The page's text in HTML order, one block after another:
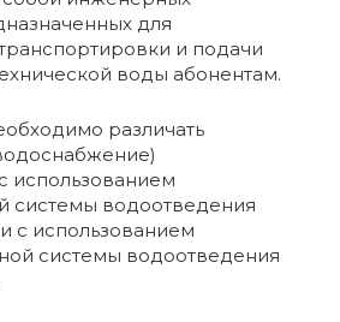
для
и подачи
воды абонентам.
различать
использованием
системы водоотведения
с использованием
системы водоотведения